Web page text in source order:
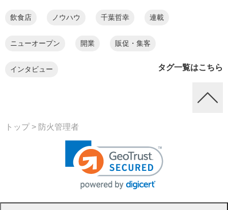
飲食店 ノウハウ 千葉哲幸 連載
ニューオープン 開業 販促・集客
インタビュー タグ一覧はこちら
トップ> 防火管理者